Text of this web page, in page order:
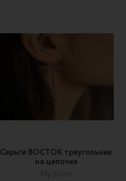
Серьги ВОСТОК треугольник
на цепочке
My Silver